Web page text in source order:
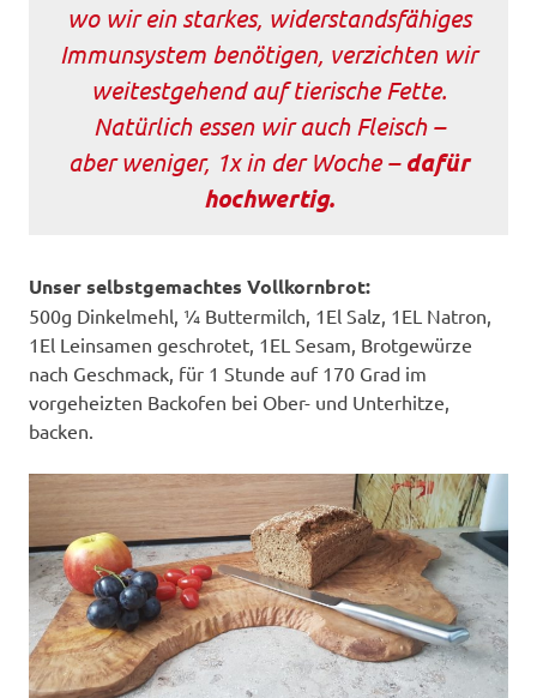
wo wir ein starkes, widerstandsfähiges
Immunsystem benötigen, verzichten wir
weitestgehend auf tierische Fette.
Natürlich essen wir auch Fleisch –
aber weniger, 1x in der Woche – dafür
hochwertig.
Unser selbstgemachtes Vollkornbrot:
500g Dinkelmehl, ¼ Buttermilch, 1El Salz, 1EL Natron,
1El Leinsamen geschrotet, 1EL Sesam, Brotgewürze
nach Geschmack, für 1 Stunde auf 170 Grad im
vorgeheizten Backofen bei Ober- und Unterhitze,
backen.